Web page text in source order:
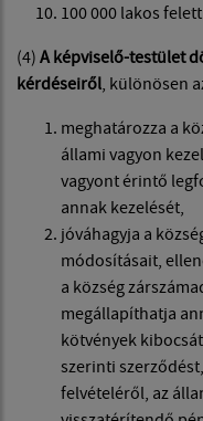
100 000 lakos
(4) A képviselő-testület
kérdéseiről, különösen
meghatározza a
állami vagyon
vagyont érintő
annak kezelését,
jóváhagyja a
módosításait,
a község
megállapíthatja
kötvények
szerinti
felvételéről, az